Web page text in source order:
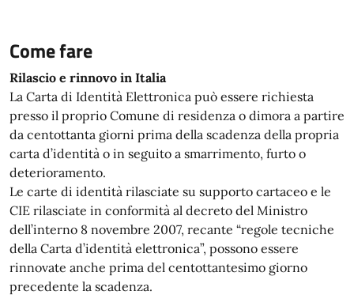
Come fare
Rilascio e rinnovo in Italia
La Carta di Identità Elettronica può essere richiesta
presso il proprio Comune di residenza o dimora a partire
da centottanta giorni prima della scadenza della propria
carta d’identità o in seguito a smarrimento, furto o
deterioramento.
Le carte di identità rilasciate su supporto cartaceo e le
CIE rilasciate in conformità al decreto del Ministro
dell’interno 8 novembre 2007, recante “regole tecniche
della Carta d’identità elettronica”, possono essere
rinnovate anche prima del centottantesimo giorno
precedente la scadenza.